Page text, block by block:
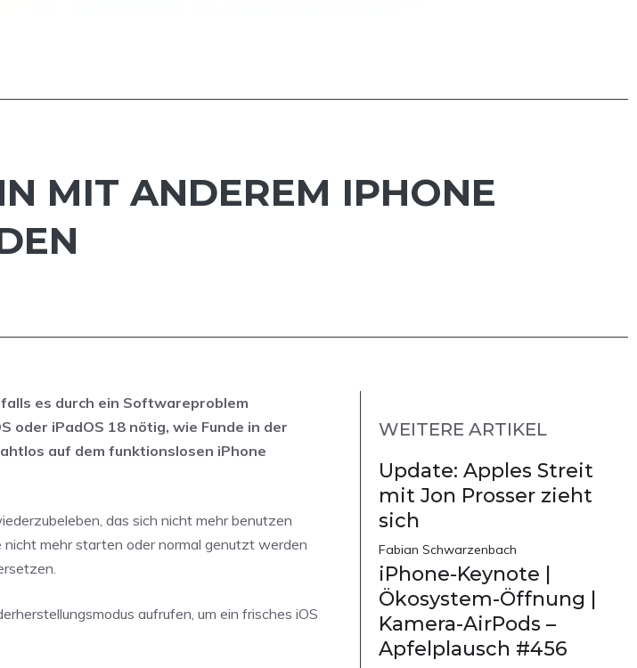
MIT ANDEREM IPHONE
es durch ein Softwareproblem
oder iPadOS 18 nötig, wie Funde in der
auf dem funktionslosen iPhone
das sich nicht mehr benutzen
nicht mehr starten oder normal genutzt werden
aufrufen, um ein frisches iOS
WEITERE ARTIKEL
Update: Apples Streit
mit Jon Prosser zieht
sich
Fabian Schwarzenbach
iPhone-Keynote |
Ökosystem-Öffnung |
Kamera-AirPods –
Apfelplausch #456